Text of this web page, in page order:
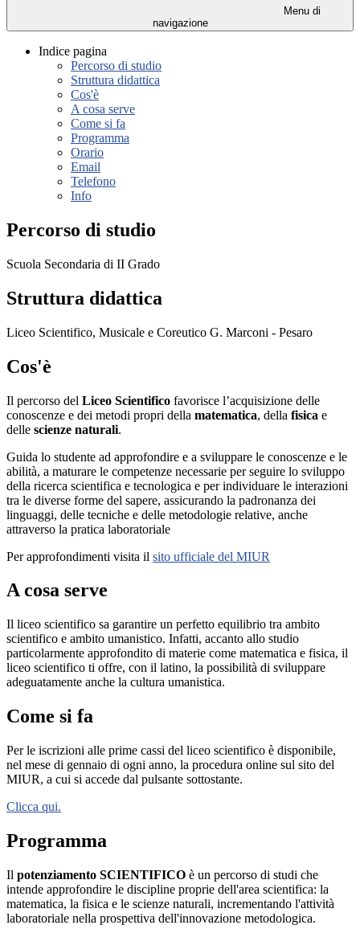
Menu di
navigazione
Indice pagina
Percorso di studio
Struttura didattica
Cos'è
A cosa serve
Come si fa
Programma
Orario
Email
Telefono
Info
Percorso di studio
Scuola Secondaria di II Grado
Struttura didattica
Liceo Scientifico, Musicale e Coreutico G. Marconi - Pesaro
Cos'è
Il percorso del Liceo Scientifico favorisce l’acquisizione delle
conoscenze e dei metodi propri della matematica, della fisica e
delle scienze naturali.
Guida lo studente ad approfondire e a sviluppare le conoscenze e le
abilità, a maturare le competenze necessarie per seguire lo sviluppo
della ricerca scientifica e tecnologica e per individuare le interazioni
tra le diverse forme del sapere, assicurando la padronanza dei
linguaggi, delle tecniche e delle metodologie relative, anche
attraverso la pratica laboratoriale
Per approfondimenti visita il sito ufficiale del MIUR
A cosa serve
Il liceo scientifico sa garantire un perfetto equilibrio tra ambito
scientifico e ambito umanistico. Infatti, accanto allo studio
particolarmente approfondito di materie come matematica e fisica, il
liceo scientifico ti offre, con il latino, la possibilità di sviluppare
adeguatamente anche la cultura umanistica.
Come si fa
Per le iscrizioni alle prime cassi del liceo scientifico è disponibile,
nel mese di gennaio di ogni anno, la procedura online sul sito del
MIUR, a cui si accede dal pulsante sottostante.
Clicca qui.
Programma
Il potenziamento SCIENTIFICO è un percorso di studi che
intende approfondire le discipline proprie dell'area scientifica: la
matematica, la fisica e le scienze naturali, incrementando l'attività
laboratoriale nella prospettiva dell'innovazione metodologica.